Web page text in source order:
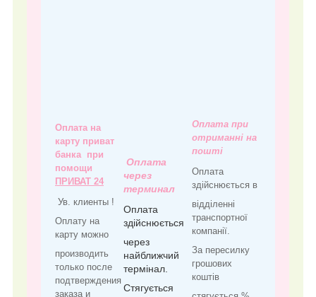
Оплата на
карту приват
банка при
помощи
ПРИВАТ 24
Ув. клиенты !
Оплату на
карту можно
производить
только после
подтверждения
заказа и
Оплата
через
терминал
Оплата
здійснюється
через
найближчий
термінал.
Стягується
Оплата при
отриманні на
пошті
Оплата
здійснюється в
відділенні
транспортної
компанії.
За пересилку
грошових
коштів